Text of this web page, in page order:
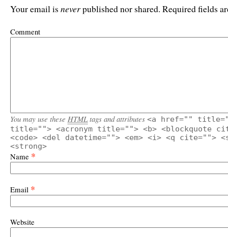
Your email is neverpublished nor shared. Required fields
Comment
You may use these HTML tags and attributes <a href=""
title=""> <acronym title=""> <b> <blockquote
<code> <del datetime=""> <em> <i> <q cite="">
<strong>
Name *
Email *
Website